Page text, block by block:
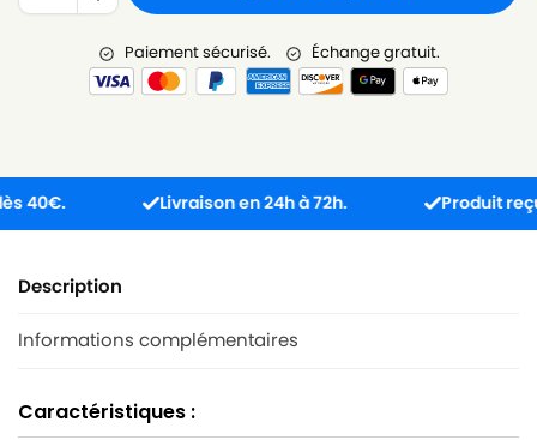
Paiement sécurisé. Échange gratuit.
Livraison en 24h à 72h. Produit reçu
Description
Informations complémentaires
Caractéristiques :